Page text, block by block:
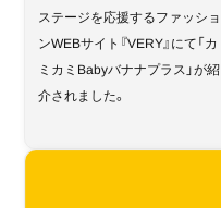
ステージを応援するファッショ
ンWEBサイト『VERY』にて「カ
ミカミBabyバナナプラス」が紹
介されました。